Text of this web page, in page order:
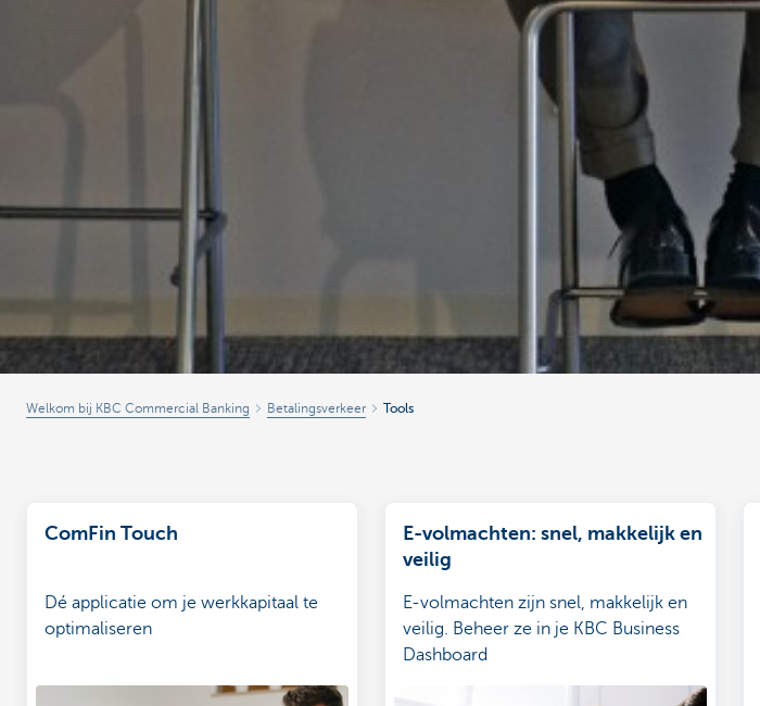
Welkom bij KBC Commercial Banking Betalingsverkeer Tools
ComFin Touch
Dé applicatie om je werkkapitaal te
optimaliseren
E-volmachten: snel, makkelijk en
veilig
E-volmachten zijn snel, makkelijk en
veilig. Beheer ze in je KBC Business
Dashboard